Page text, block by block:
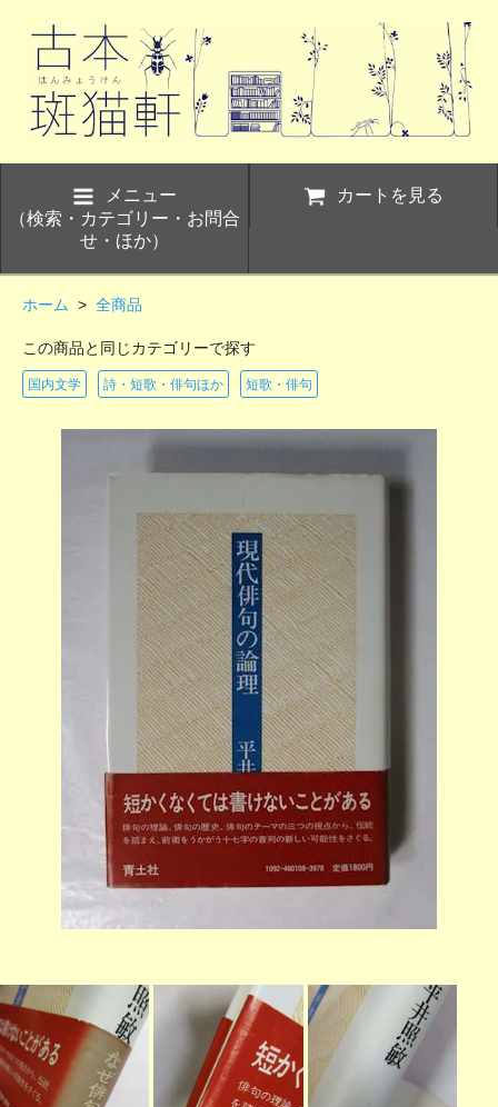
メニュー
（検索・カテゴリー・お問合
せ・ほか）
カートを見る
ホーム > 全商品
この商品と同じカテゴリーで探す
国内文学 詩・短歌・俳句ほか 短歌・俳句